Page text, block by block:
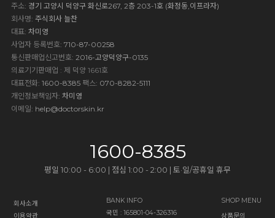
주소: 경기 고양시 덕양구 화신로267, 2층 203-1호 (화정동,이프라자)
회사명: 주식회사 늘찬
대표: 차미영
사업자 등록번호: 710-87-00258
통신판매업신고번호: 2016-고양덕양구-0135
의료기기판매업 : 제 덕양 1661호
대표전화: 1600-8385 팩스: 070-8282-5111
개인정보책임자: 차미영
이메일: help@doctorskin.kr
1600-8385
평일 10:00 - 6:00 | 점심 1:00 - 2:00 | 토·일/공휴일 휴무
회사소개
이용약관
BANK INFO
국민 : 165801-04-326316
SHOP MENU
상품문의